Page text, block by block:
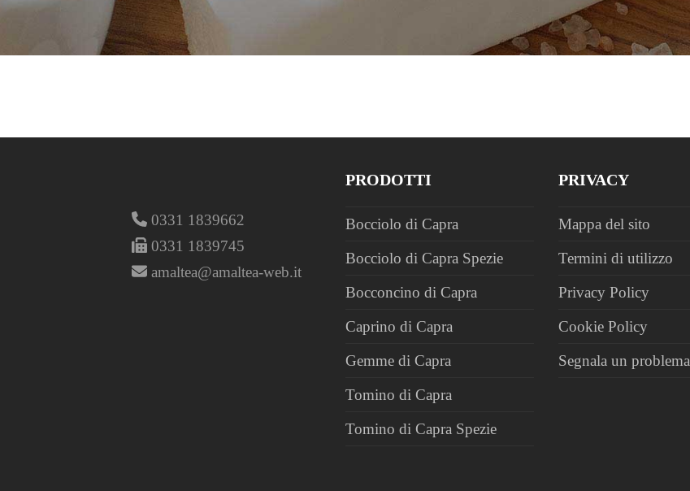
0331 1839662
0331 1839745
amaltea@amaltea-web.it
PRODOTTI
Bocciolo di Capra
Bocciolo di Capra Spezie
Bocconcino di Capra
Caprino di Capra
Gemme di Capra
Tomino di Capra
Tomino di Capra Spezie
PRIVACY
Mappa del sito
Termini di utilizzo
Privacy Policy
Cookie Policy
Segnala un problema